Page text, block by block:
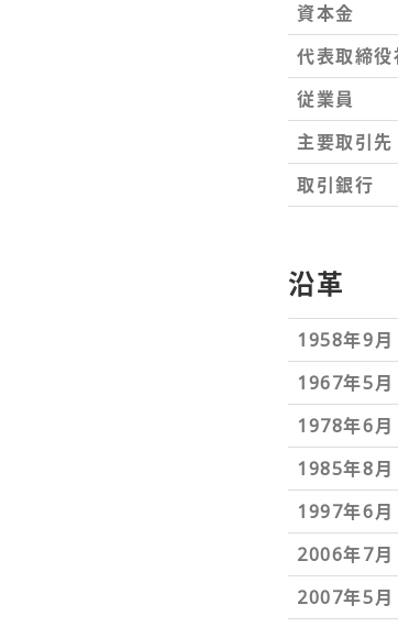
資本金
代表取締役
従業員
主要取引先
取引銀行
沿革
1958年9月
1967年5月
1978年6月
1985年8月
1997年6月
2006年7月
2007年5月